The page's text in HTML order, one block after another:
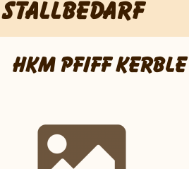
STALLBEDARF
HKM PFIFF KERBLE